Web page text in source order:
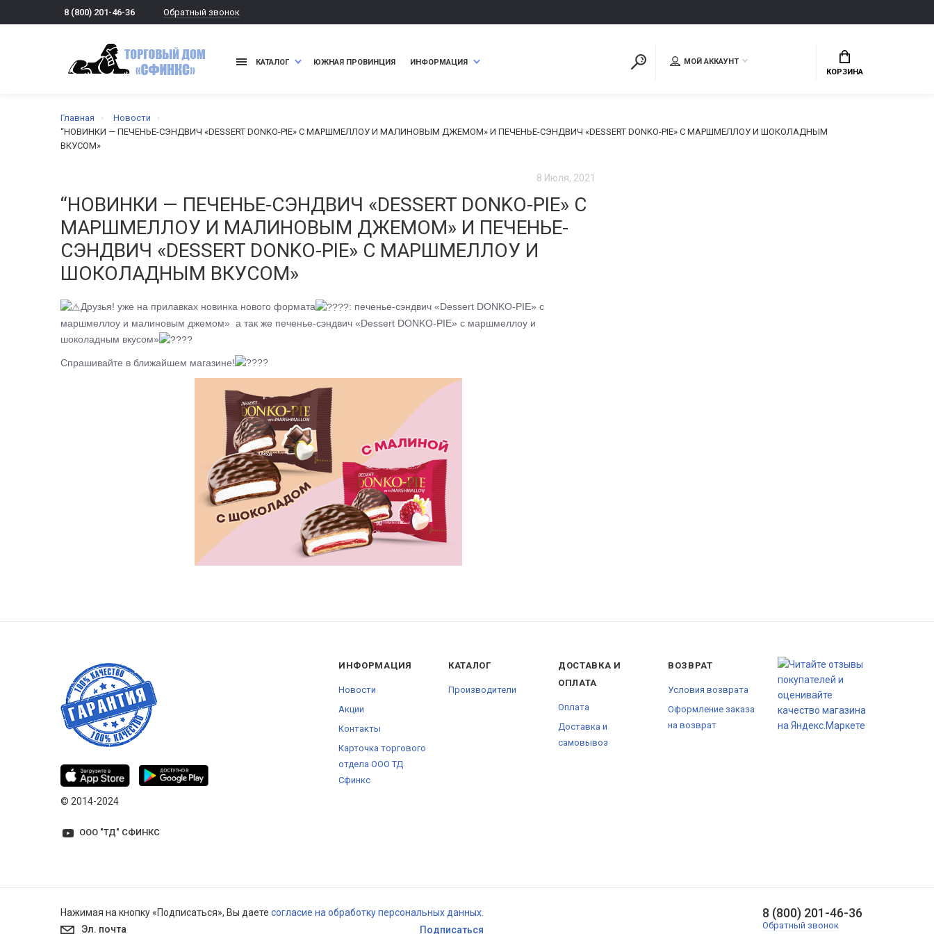
8 (800) 201-46-36 Обратный звонок
КАТАЛОГ ЮЖНАЯ ПРОВИНЦИЯ ИНФОРМАЦИЯ
МОЙ АККАУНТ
КОРЗИНА
Главная
Новости
“НОВИНКИ — ПЕЧЕНЬЕ-СЭНДВИЧ «DESSERT DONKO-PIE» С МАРШМЕЛЛОУ И МАЛИНОВЫМ ДЖЕМОМ» И ПЕЧЕНЬЕ-СЭНДВИЧ «DESSERT DONKO-PIE» С МАРШМЕЛЛОУ И ШОКОЛАДНЫМ
ВКУСОМ»
8 Июля, 2021
“НОВИНКИ — ПЕЧЕНЬЕ-СЭНДВИЧ «DESSERT DONKO-PIE» С
МАРШМЕЛЛОУ И МАЛИНОВЫМ ДЖЕМОМ» И ПЕЧЕНЬЕ-
СЭНДВИЧ «DESSERT DONKO-PIE» С МАРШМЕЛЛОУ И
ШОКОЛАДНЫМ ВКУСОМ»
Друзья! уже на прилавках новинка нового формата
: печенье-сэндвич «Dessert DONKO-PIE» с
маршмеллоу и малиновым джемом» а так же печенье-сэндвич «Dessert DONKO-PIE» с маршмеллоу и
шоколадным вкусом»
Спрашивайте в ближайшем магазине!
© 2014-2024
ООО "ТД" СФИНКС
ИНФОРМАЦИЯ
Новости
Акции
Контакты
Карточка торгового
отдела ООО ТД
Сфинкс
КАТАЛОГ
Производители
ДОСТАВКА И
ОПЛАТА
Оплата
Доставка и
самовывоз
ВОЗВРАТ
Условия возврата
Оформление заказа
на возврат
Нажимая на кнопку «Подписаться», Вы даете согласие на обработку персональных данных.
Подписаться
8 (800) 201-46-36
Обратный звонок